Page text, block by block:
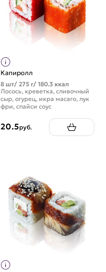
Капиролл
8 шт/ 275 г/ 180.3 ккал
Лосось, креветка, сливочный
сыр, огурец, икра масаго, лук
фри, спайси соус
20.5руб.